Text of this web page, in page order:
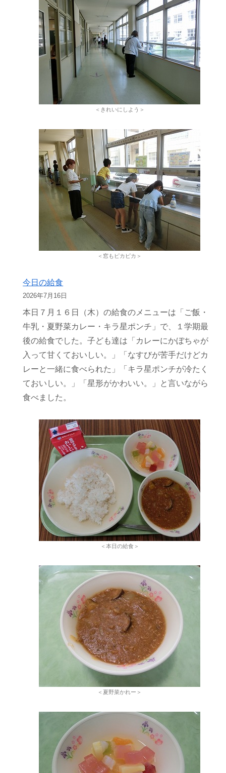
＜きれいにしよう＞
＜窓もピカピカ＞
今日の給食
2026年7月16日
本日７月１６日（木）の給食のメニューは「ご飯・
牛乳・夏野菜カレー・キラ星ポンチ」で、１学期最
後の給食でした。子ども達は「カレーにかぼちゃが
入って甘くておいしい。」「なすびが苦手だけどカ
レーと一緒に食べられた」「キラ星ポンチが冷たく
ておいしい。」「星形がかわいい。」と言いながら
食べました。
＜本日の給食＞
＜夏野菜かれー＞